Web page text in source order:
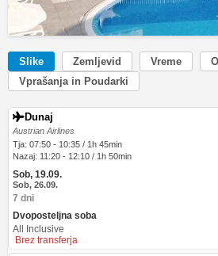
Slike Zemljevid Vreme
Vprašanja in Poudarki
Dunaj
Austrian Airlines
Tja: 07:50 - 10:35 / 1h 45min
Nazaj: 11:20 - 12:10 / 1h 50min
Sob, 19.09.
Sob, 26.09.
7 dni
Dvoposteljna soba
All Inclusive
Brez transferja